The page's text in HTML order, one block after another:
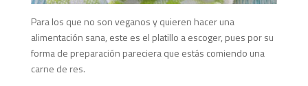
Para los que no son veganos y quieren hacer una
alimentación sana, este es el platillo a escoger, pues por su
forma de preparación pareciera que estás comiendo una
carne de res.